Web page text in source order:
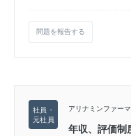
問題を報告する
アリナミンファー
年収、評価制